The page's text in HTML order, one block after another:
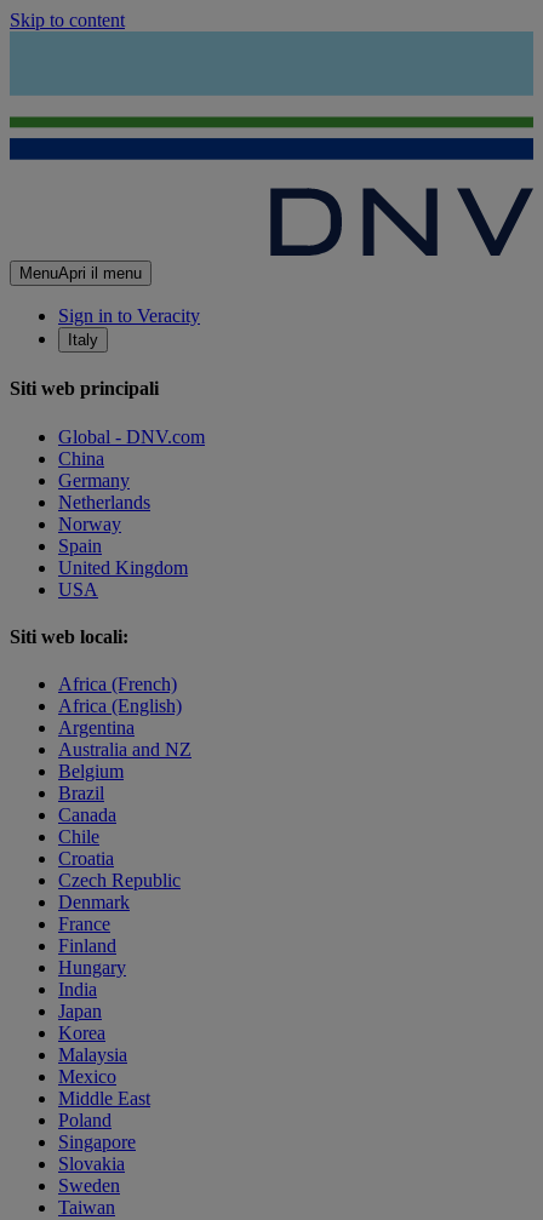
Skip to content
MenuApri il menu
Sign in to Veracity
Italy
Siti web principali
Global - DNV.com
China
Germany
Netherlands
Norway
Spain
United Kingdom
USA
Siti web locali:
Africa (French)
Africa (English)
Argentina
Australia and NZ
Belgium
Brazil
Canada
Chile
Croatia
Czech Republic
Denmark
France
Finland
Hungary
India
Japan
Korea
Malaysia
Mexico
Middle East
Poland
Singapore
Slovakia
Sweden
Taiwan